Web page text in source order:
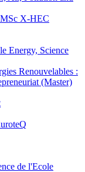
X-HEC
Energy, Science
Renouvelables :
(Master)
de l'Ecole